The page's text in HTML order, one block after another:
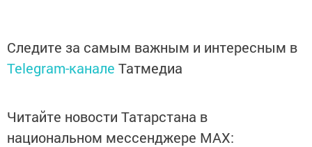
Следите за самым важным и интересным в
Telegram-канале Татмедиа
Читайте новости Татарстана в
национальном мессенджере MАХ: